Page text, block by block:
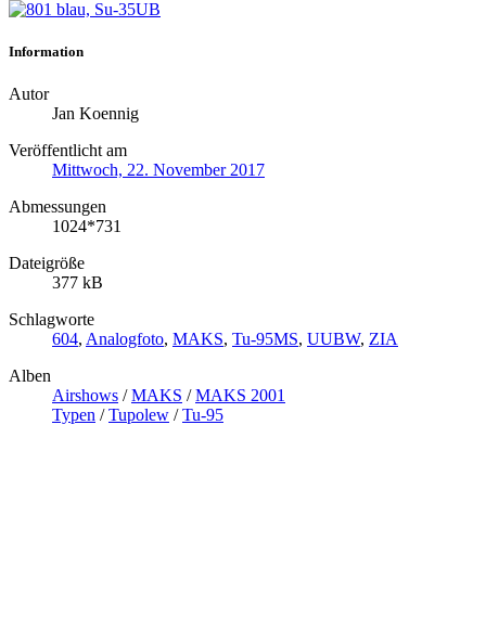
Information
Autor
Jan Koennig
Veröffentlicht am
Mittwoch, 22. November 2017
Abmessungen
1024*731
Dateigröße
377 kB
Schlagworte
604, Analogfoto, MAKS, Tu-95MS, UUBW, ZIA
Alben
Airshows /MAKS /MAKS 2001
Typen /Tupolew /Tu-95